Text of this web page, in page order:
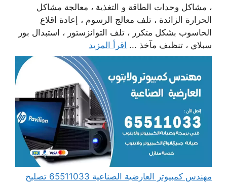
، مشاكل وحدات الطاقة و التغذية ، معالجة مشاكل
الحرارة الزائدة ، تلف معالج الرسوم ، إعادة اقلاع
الحاسوب بشكل متكرر ، تلف التوانزستور ، استبدال بور
سبلاي ، تنظيف مآخذ ... اقرأ المزيد
مهندس كمبيوتر العارضية الصناعية 65511033 تصليح